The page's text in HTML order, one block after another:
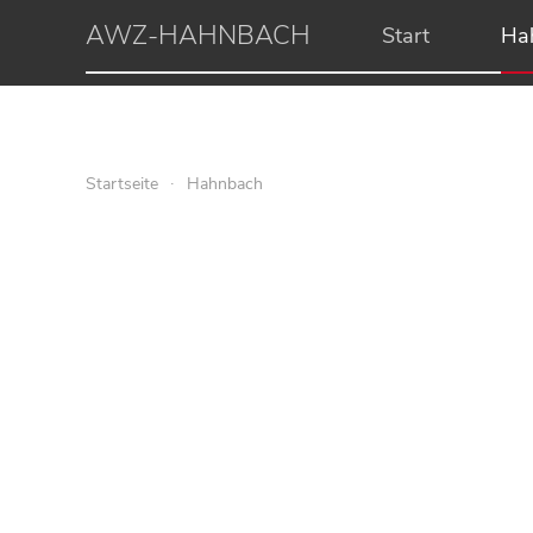
AWZ-HAHNBACH Start
Startseite Hahnbach